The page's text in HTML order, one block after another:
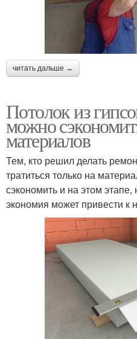
читать дальше →
Потолок из
можно
материалов
Тем, кто решил делать
тратиться только на
сэкономить и на этом этапе,
экономия может привести к